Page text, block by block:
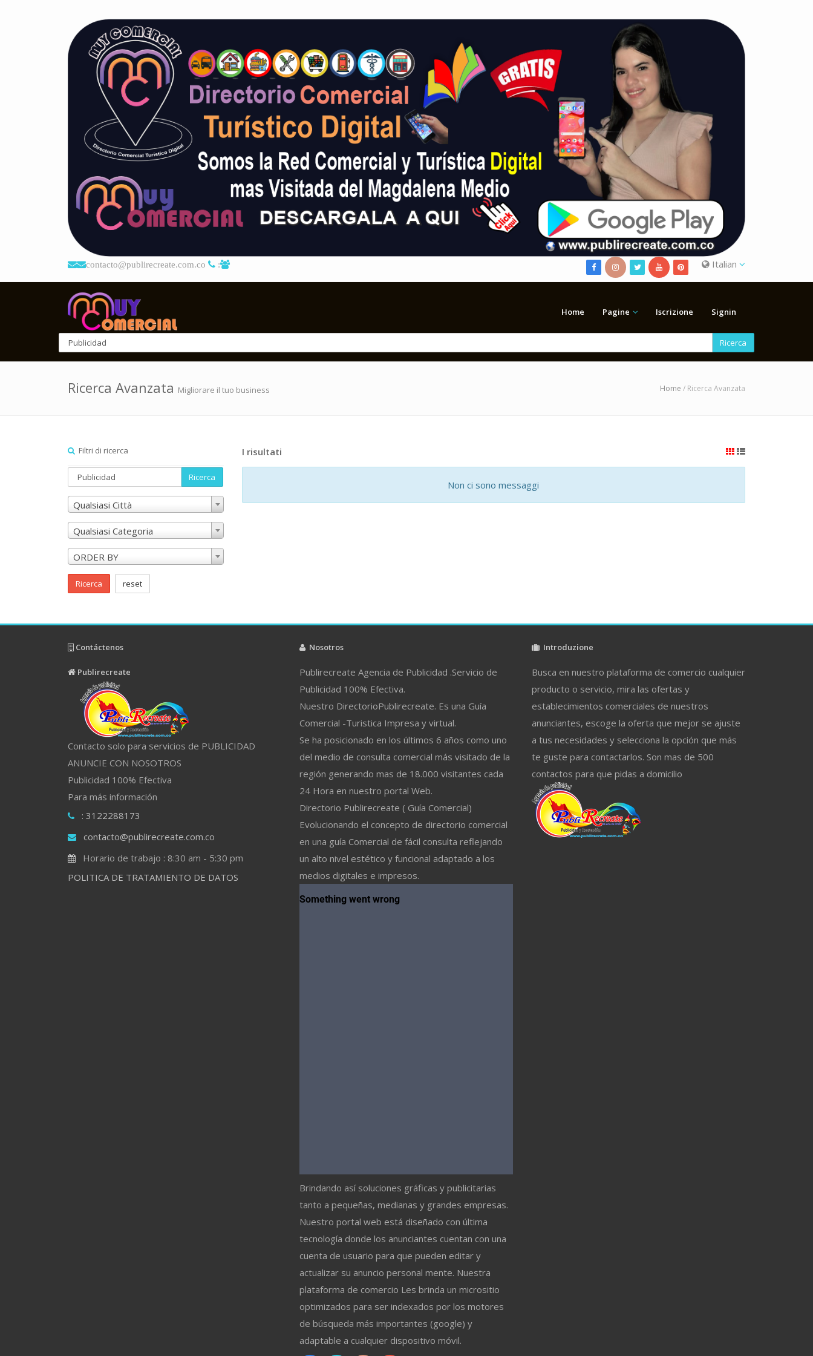
contacto@publirecreate.com.co : Italian
Home Pagine Iscrizione Signin
Ricerca
Ricerca Avanzata Migliorare il tuo business Home / Ricerca Avanzata
Filtri di ricerca
Ricerca
Qualsiasi Città
Qualsiasi Categoria
ORDER BY
Ricerca reset
I risultati
Non ci sono messaggi
Contáctenos
Publirecreate
Contacto solo para servicios de PUBLICIDAD
ANUNCIE CON NOSOTROS
Publicidad 100% Efectiva
Para más información
: 3122288173
contacto@publirecreate.com.co
Horario de trabajo : 8:30 am - 5:30 pm
POLITICA DE TRATAMIENTO DE DATOS
Nosotros
Publirecreate Agencia de Publicidad .Servicio de
Publicidad 100% Efectiva.
Nuestro DirectorioPublirecreate. Es una Guía
Comercial -Turistica Impresa y virtual.
Se ha posicionado en los últimos 6 años como uno
del medio de consulta comercial más visitado de la
región generando mas de 18.000 visitantes cada
24 Hora en nuestro portal Web.
Directorio Publirecreate ( Guía Comercial)
Evolucionando el concepto de directorio comercial
en una guía Comercial de fácil consulta reflejando
un alto nivel estético y funcional adaptado a los
medios digitales e impresos.
Brindando así soluciones gráficas y publicitarias
tanto a pequeñas, medianas y grandes empresas.
Nuestro portal web está diseñado con última
tecnología donde los anunciantes cuentan con una
cuenta de usuario para que pueden editar y
actualizar su anuncio personal mente. Nuestra
plataforma de comercio Les brinda un micrositio
optimizados para ser indexados por los motores
de búsqueda más importantes (google) y
adaptable a cualquier dispositivo móvil.
Introduzione
Busca en nuestro plataforma de comercio cualquier
producto o servicio, mira las ofertas y
establecimientos comerciales de nuestros
anunciantes, escoge la oferta que mejor se ajuste
a tus necesidades y selecciona la opción que más
te guste para contactarlos. Son mas de 500
contactos para que pidas a domicilio